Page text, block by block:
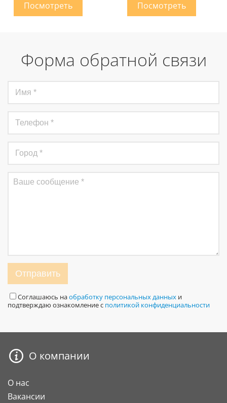
Форма обратной связи
Отправить
Соглашаюсь наобработку персональных данных и
подтверждаю ознакомление с политикой конфиденциальности
О компании
О нас
Вакансии